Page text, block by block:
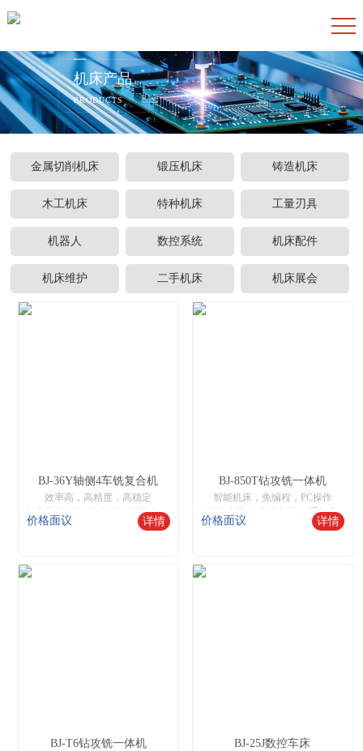
机床产品
PRODUCTS
金属切削机床 锻压机床 铸造机床
木工机床 特种机床 工量刃具
机器人 数控系统 机床配件
机床维护 二手机床 机床展会
BJ-36Y轴侧4车铣复合机
效率高，高精度，高稳定
机床网,数控机床,数控机床网,中国数控机床网,机床设备网,智能数控机床,二手机床网,数控木工机床厂家
价格面议 详情
BJ-850T钻攻铣一体机
智能机床，免编程，PC操作
数控机床网,机床设备网,二手机床网,数控木工机床厂家
价格面议 详情
BJ-T6钻攻铣一体机 BJ-25J数控车床